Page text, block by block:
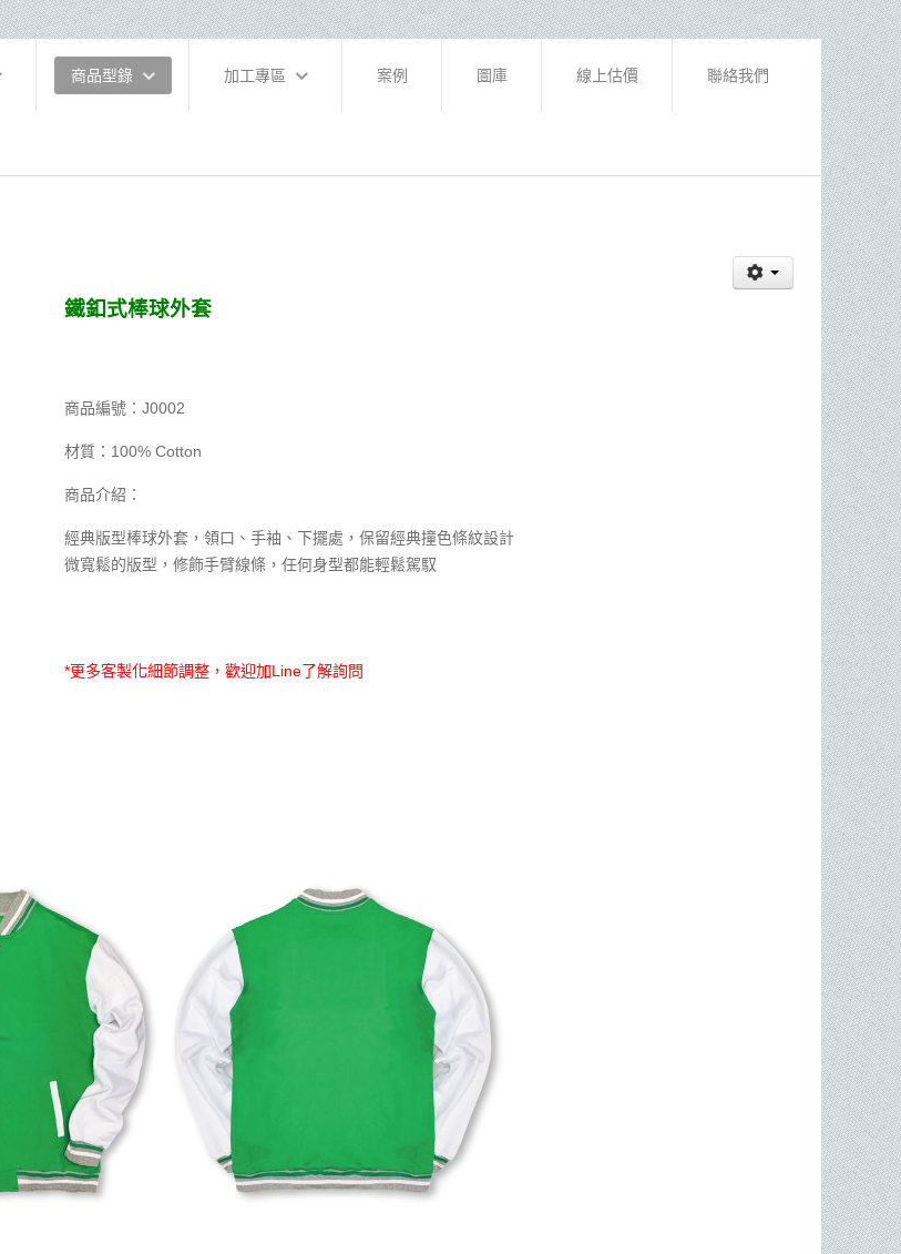
商品型錄 加工專區 案例 圖庫 線上估價 聯絡我們
鐵釦式棒球外套
商品編號：J0002
材質：100% Cotton
商品介紹：
經典版型棒球外套，領口、手袖、下擺處，保留經典撞色條紋設計
微寬鬆的版型，修飾手臂線條，任何身型都能輕鬆駕馭
*更多客製化細節調整，歡迎加Line了解詢問